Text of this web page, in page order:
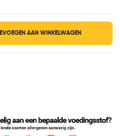
AAN WINKELWAGEN